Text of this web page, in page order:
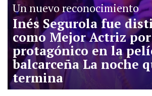
Un nuevo reconocimiento
Inés Segurola fue
como Mejor Actriz
protagónico en la
balcarceña La noche
termina